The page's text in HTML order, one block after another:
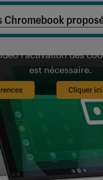
Chromebook
l’activation des
est nécessaire.
Cliquer